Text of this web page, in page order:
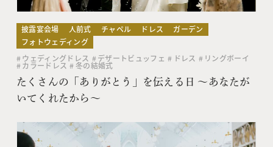
披露宴会場 人前式 チャペル ドレス
ガーデン
フォトウェディング
ウェディングドレス
デザートビュッフェ ドレス リングボーイ
カラードレス
冬の結婚式
たくさんの「ありがとう」を伝える日 〜あなたが
いてくれたから〜